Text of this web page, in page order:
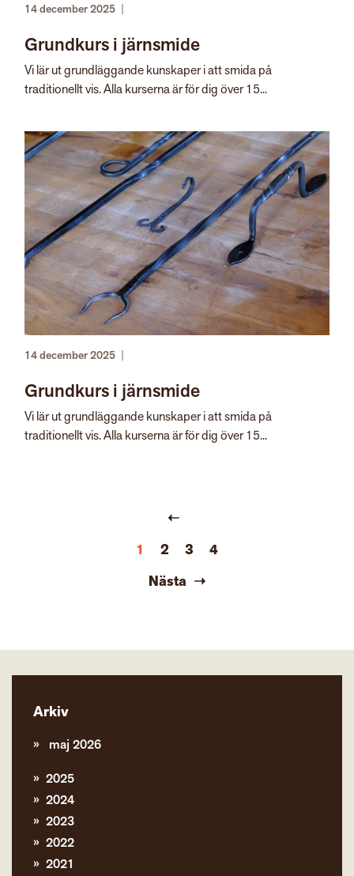
14 december 2025 |
Grundkurs i järnsmide
Vi lär ut grundläggande kunskaper i att smida på
traditionellt vis. Alla kurserna är för dig över 15...
14 december 2025 |
Grundkurs i järnsmide
Vi lär ut grundläggande kunskaper i att smida på
traditionellt vis. Alla kurserna är för dig över 15...
1 2 3
4
Nästa
Arkiv
maj 2026
2025
2024
2023
2022
2021